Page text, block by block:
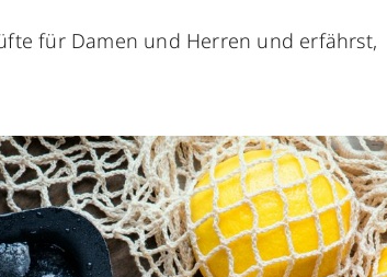
für Damen und Herren und erfährst,